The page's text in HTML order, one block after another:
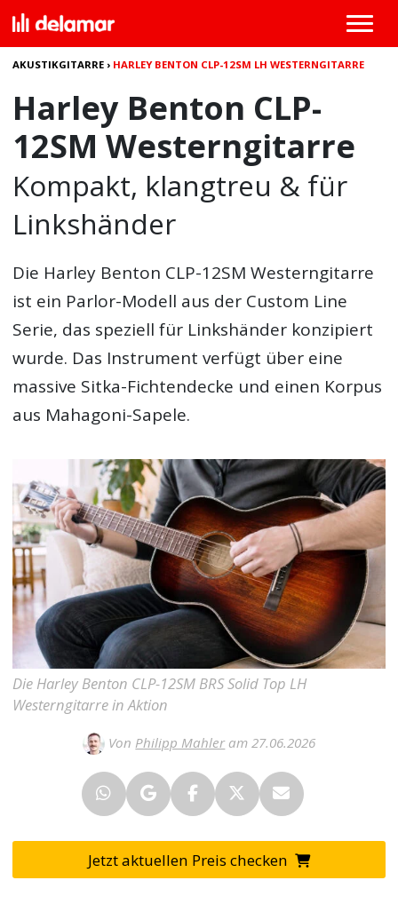
AKUSTIKGITARRE › HARLEY BENTON CLP-12SM LH WESTERNGITARRE
Harley Benton CLP-
12SM Westerngitarre
Kompakt, klangtreu & für
Linkshänder
Die Harley Benton CLP-12SM Westerngitarre
ist ein Parlor-Modell aus der Custom Line
Serie, das speziell für Linkshänder konzipiert
wurde. Das Instrument verfügt über eine
massive Sitka-Fichtendecke und einen Korpus
aus Mahagoni-Sapele.
Die Harley Benton CLP-12SM BRS Solid Top LH
Westerngitarre in Aktion
Von Philipp Mahler am 27.06.2026
Jetzt aktuellen Preis checken